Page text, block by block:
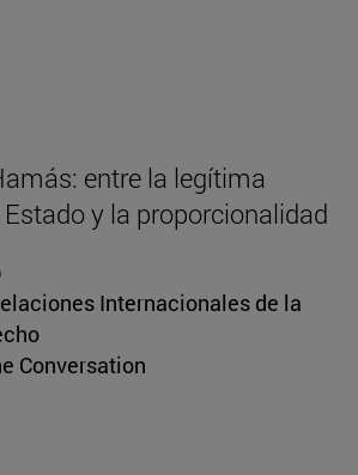
entre la legítima
y la proporcionalidad
Internacionales de la
Conversation